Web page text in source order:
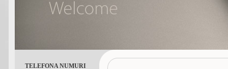
TELEFONA NUMURI